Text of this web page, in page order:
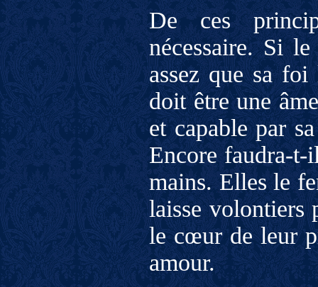
De ces
nécessaire. Si
assez que sa
doit être une
et capable par
Encore faudra-t-
mains. Elles le
laisse volontiers
le cœur de leur
amour.